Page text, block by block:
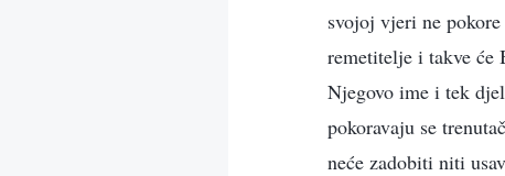
svojoj vjeri ne
remetitelje i takve
Njegovo ime i tek
pokoravaju se
neće zadobiti niti